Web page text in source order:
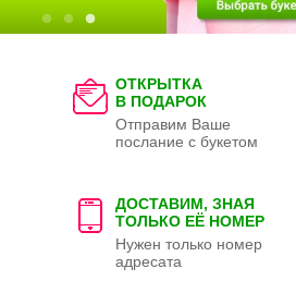
ОТКРЫТКА
В ПОДАРОК
Отправим Ваше
послание с букетом
ДОСТАВИМ, ЗНАЯ
ТОЛЬКО ЕЁ НОМЕР
Нужен только номер
адресата